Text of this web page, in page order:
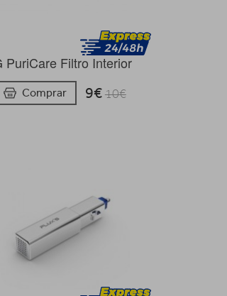
PuriCare Filtro Interior
Comprar 9€10€